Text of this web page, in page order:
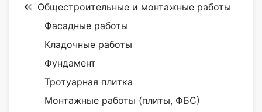
Общестроительные и монтажные работы
Фасадные работы
Кладочные работы
Фундамент
Тротуарная плитка
Монтажные работы (плиты, ФБС)